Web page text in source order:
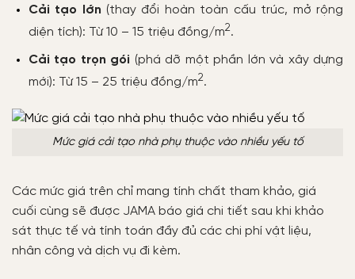
Cải tạo lớn (thay đổi hoàn toàn cấu trúc, mở rộng
diện tích): Từ 10 – 15 triệu đồng/m2.
Cải tạo trọn gói (phá dỡ một phần lớn và xây dựng
mới): Từ 15 – 25 triệu đồng/m2.
Mức giá cải tạo nhà phụ thuộc vào nhiều yếu tố
Các mức giá trên chỉ mang tính chất tham khảo, giá
cuối cùng sẽ được JAMA báo giá chi tiết sau khi khảo
sát thực tế và tính toán đầy đủ các chi phí vật liệu,
nhân công và dịch vụ đi kèm.